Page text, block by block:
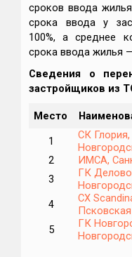
сроков ввода
срока ввода у
100%, а среднее
срока ввода жилья
Сведения о
застройщиков из
Место
1
СК Глория,
2
ИМСА,
3
ГК
4
СХ
5
ГК